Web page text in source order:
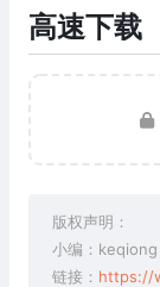
高速下载
版权声明：
小编：keqiong
链接： https://